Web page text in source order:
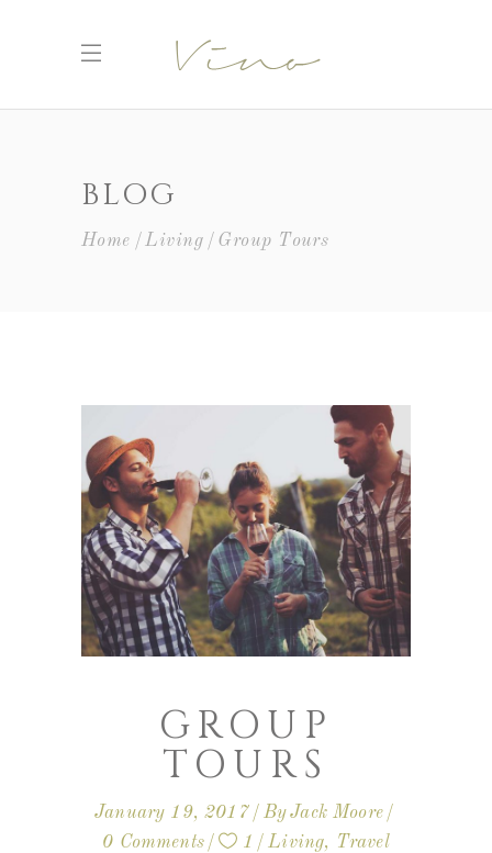
BLOG
Home Living Group Tours
GROUP
TOURS
January 19, 2017 ByJack Moore
0 Comments
1 Living, Travel